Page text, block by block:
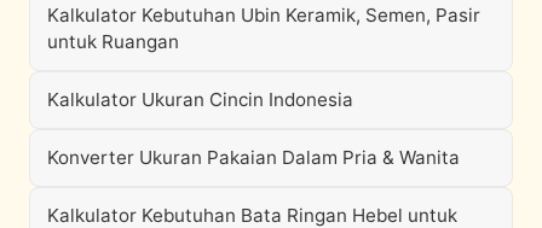
Kalkulator Kebutuhan Ubin Keramik, Semen, Pasir
untuk Ruangan
Kalkulator Ukuran Cincin Indonesia
Konverter Ukuran Pakaian Dalam Pria & Wanita
Kalkulator Kebutuhan Bata Ringan Hebel untuk